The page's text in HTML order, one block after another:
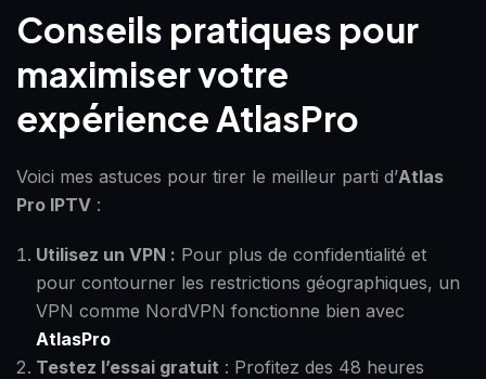
Conseils pratiques pour
maximiser votre
expérience AtlasPro
Voici mes astuces pour tirer le meilleur parti d’Atlas
Pro IPTV :
Utilisez un VPN : Pour plus de confidentialité et
pour contourner les restrictions géographiques, un
VPN comme NordVPN fonctionne bien avec
AtlasPro
Testez l’essai gratuit : Profitez des 48 heures